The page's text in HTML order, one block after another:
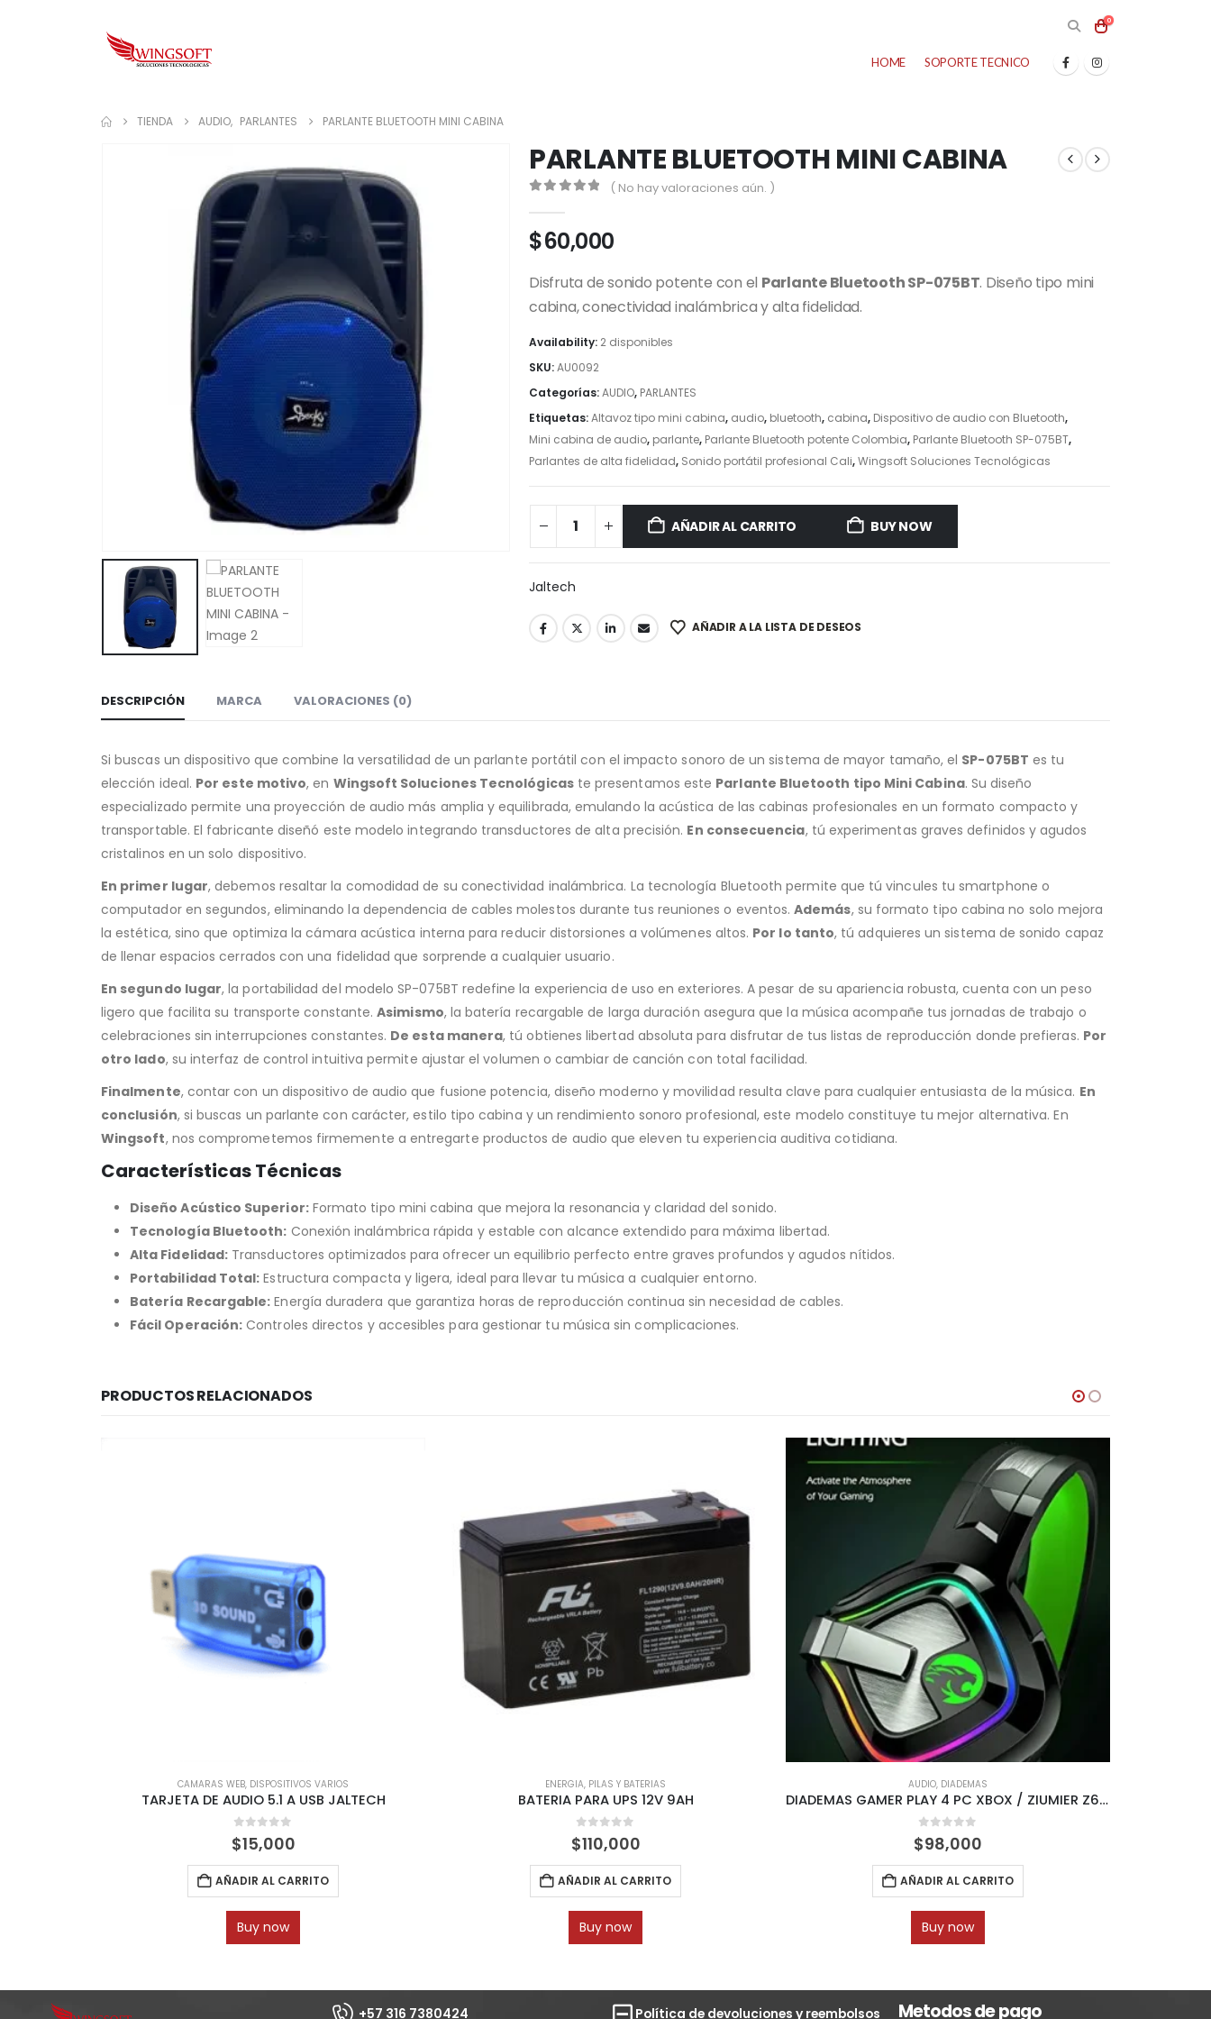
0
HOME SOPORTE TECNICO
TIENDA AUDIO, PARLANTES PARLANTE BLUETOOTH MINI CABINA
PARLANTE BLUETOOTH MINI CABINA
( No hay valoraciones aún. )
$60,000
Disfruta de sonido potente con el Parlante Bluetooth SP-075BT. Diseño tipo mini
cabina, conectividad inalámbrica y alta fidelidad.
Availability: 2 disponibles
SKU:AU0092
Categorías:AUDIO, PARLANTES
Etiquetas:Altavoz tipo mini cabina, audio, bluetooth, cabina, Dispositivo de audio con Bluetooth,
Mini cabina de audio, parlante, Parlante Bluetooth potente Colombia, Parlante Bluetooth SP-075BT,
Parlantes de alta fidelidad, Sonido portátil profesional Cali,Wingsoft Soluciones Tecnológicas
AÑADIR AL CARRITO BUY NOW
Jaltech
AÑADIR A LA LISTA DE DESEOS
DESCRIPCIÓN MARCA VALORACIONES (0)
Si buscas un dispositivo que combine la versatilidad de un parlante portátil con el impacto sonoro de un sistema de mayor tamaño, el SP-075BT es tu
elección ideal. Por este motivo, en Wingsoft Soluciones Tecnológicaste presentamos este Parlante Bluetooth tipo Mini Cabina. Su diseño
especializado permite una proyección de audio más amplia y equilibrada, emulando la acústica de las cabinas profesionales en un formato compacto y
transportable. El fabricante diseñó este modelo integrando transductores de alta precisión. En consecuencia, tú experimentas graves definidos y agudos
cristalinos en un solo dispositivo.
En primer lugar, debemos resaltar la comodidad de su conectividad inalámbrica. La tecnología Bluetooth permite que tú vincules tu smartphone o
computador en segundos, eliminando la dependencia de cables molestos durante tus reuniones o eventos.Además, su formato tipo cabina no solo mejora
la estética, sino que optimiza la cámara acústica interna para reducir distorsiones a volúmenes altos. Por lo tanto, tú adquieres un sistema de sonido capaz
de llenar espacios cerrados con una fidelidad que sorprende a cualquier usuario.
En segundo lugar, la portabilidad del modelo SP-075BT redefine la experiencia de uso en exteriores. A pesar de su apariencia robusta, cuenta con un peso
ligero que facilita su transporte constante.Asimismo, la batería recargable de larga duración asegura que la música acompañe tus jornadas de trabajo o
celebraciones sin interrupciones constantes. De esta manera, tú obtienes libertad absoluta para disfrutar de tus listas de reproducción donde prefieras. Por
otro lado, su interfaz de control intuitiva permite ajustar el volumen o cambiar de canción con total facilidad.
Finalmente, contar con un dispositivo de audio que fusione potencia, diseño moderno y movilidad resulta clave para cualquier entusiasta de la música. En
conclusión, si buscas un parlante con carácter, estilo tipo cabina y un rendimiento sonoro profesional, este modelo constituye tu mejor alternativa. En
Wingsoft, nos comprometemos firmemente a entregarte productos de audio que eleven tu experiencia auditiva cotidiana.
Características Técnicas
Diseño Acústico Superior:Formato tipo mini cabina que mejora la resonancia y claridad del sonido.
Tecnología Bluetooth: Conexión inalámbrica rápida y estable con alcance extendido para máxima libertad.
Alta Fidelidad: Transductores optimizados para ofrecer un equilibrio perfecto entre graves profundos y agudos nítidos.
Portabilidad Total: Estructura compacta y ligera, ideal para llevar tu música a cualquier entorno.
Batería Recargable: Energía duradera que garantiza horas de reproducción continua sin necesidad de cables.
Fácil Operación: Controles directos y accesibles para gestionar tu música sin complicaciones.
PRODUCTOS RELACIONADOS
AUDIO 5.1 A USB JALTECH BATERIA PARA UPS 12V 9AH DIADEMAS GAMER PLAY 4 PC XBOX / ZIUMIER Z66 RGB RADIO AM/FM BLUETOOTH UNIVERSAL
+57 316 7380424 Política de devoluciones y reembolsos Metodos de pago